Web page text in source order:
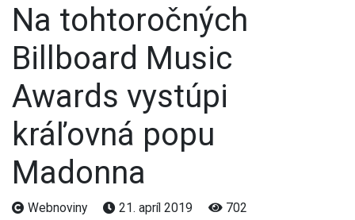
Na tohtoročných
Billboard Music
Awards vystúpi
kráľovná popu
Madonna
Webnoviny 21. apríl 2019 702